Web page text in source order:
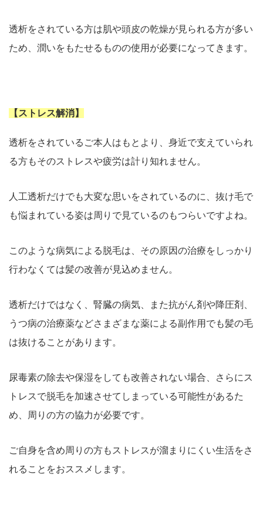
透析をされている方は肌や頭皮の乾燥が見られる方が多い
ため、潤いをもたせるものの使用が必要になってきます。
【ストレス解消】
透析をされているご本人はもとより、身近で支えていられ
る方もそのストレスや疲労は計り知れません。
人工透析だけでも大変な思いをされているのに、抜け毛で
も悩まれている姿は周りで見ているのもつらいですよね。
このような病気による脱毛は、その原因の治療をしっかり
行わなくては髪の改善が見込めません。
透析だけではなく、腎臓の病気、また抗がん剤や降圧剤、
うつ病の治療薬などさまざまな薬による副作用でも髪の毛
は抜けることがあります。
尿毒素の除去や保湿をしても改善されない場合、さらにス
トレスで脱毛を加速させてしまっている可能性があるた
め、周りの方の協力が必要です。
ご自身を含め周りの方もストレスが溜まりにくい生活をさ
れることをおススメします。